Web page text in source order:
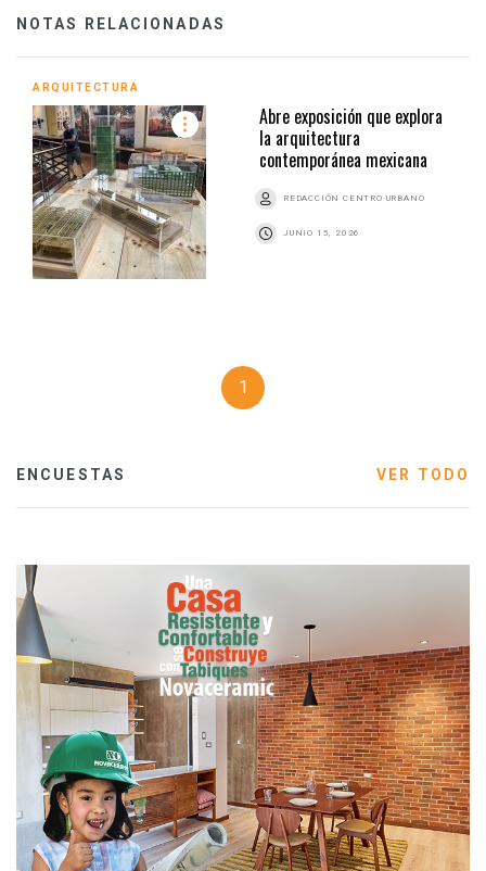
NOTAS RELACIONADAS
ARQUITECTURA
Abre exposición que explora
la arquitectura
contemporánea mexicana
REDACCIÓN CENTRO URBANO
JUNIO 15, 2026
1
ENCUESTAS VER TODO